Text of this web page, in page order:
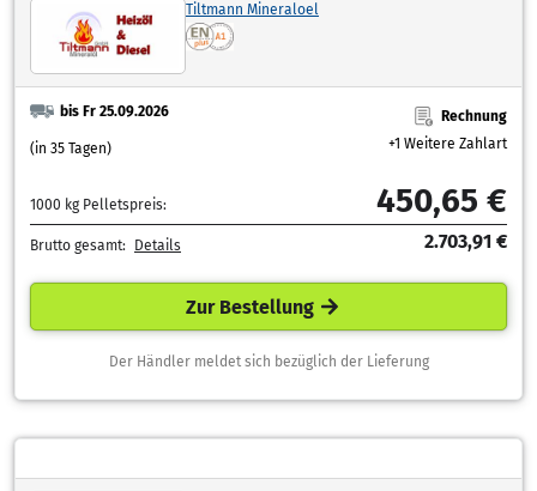
Tiltmann Mineraloel
bis Fr 25.09.2026
(in 35 Tagen)
Rechnung
+1 Weitere Zahlart
1000 kg Pelletspreis: 450,65 €
Brutto gesamt: Details 2.703,91 €
Zur Bestellung
Der Händler meldet sich bezüglich der Lieferung